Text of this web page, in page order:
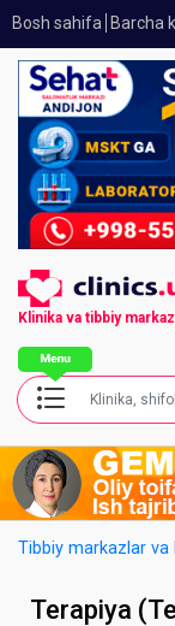
Bosh sahifa Barcha
Klinika va tibbiy
Tibbiy markazlar va
Terapiya